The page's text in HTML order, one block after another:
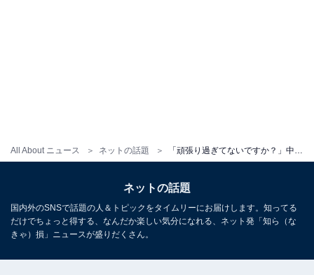
All About ニュース ネットの話題
ネットの話題
国内外のSNSで話題の人＆トピックをタイムリーにお届けします。知ってる
だけでちょっと得する、なんだか楽しい気分になれる、ネット発「知ら（な
きゃ）損」ニュースが盛りだくさん。